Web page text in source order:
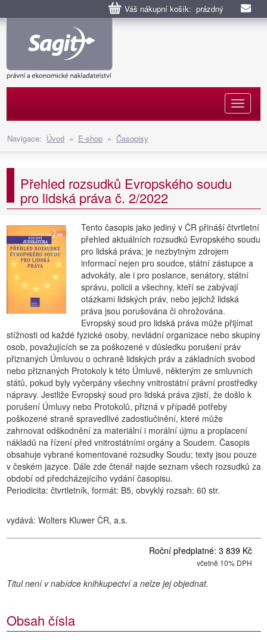
Váš nákupní košík: prázdný
Navigace: Úvod » E-shop » Časopisy
Přehled rozsudků Evropského soudu
pro lidská práva č. 2/2022
Tento časopis jako jediný v ČR přináší čtvrtletní
přehled aktuálních rozsudků Evropského soudu
pro lidská práva; je nezbytným zdrojem
informací nejen pro soudce, státní zástupce a
advokáty, ale i pro poslance, senátory, státní
správu, policii a všechny, kteří se zabývají
otázkami lidských práv, nebo jejichž lidská
práva jsou porušována či ohrožována.
Evropský soud pro lidská práva může přijímat
stížnosti od každé fyzické osoby, nevládní organizace nebo skupiny
osob, považujících se za poškozené v důsledku porušení práv
přiznaných Úmluvou o ochraně lidských práv a základních svobod
nebo přiznaných Protokoly k této Úmluvě, některým ze smluvních
států, pokud byly vyčerpány všechny vnitrostátní právní prostředky
nápravy. Jestliže Evropský soud pro lidská práva zjistí, že došlo k
porušení Úmluvy nebo Protokolů, přizná v případě potřeby
poškozené straně spravedlivé zadostiučinění, které může
zahrnovat odškodnění za materiální i morální újmu a proplacení
nákladů na řízení před vnitrostátními orgány a Soudem. Časopis
obsahuje vybrané komentované rozsudky Soudu; texty jsou pouze
v českém jazyce. Dále zde čtenář najde seznam všech rozsudků za
období od předcházejícího vydání časopisu.
Periodicita: čtvrtletník, formát: B5, obvyklý rozsah: 60 str.
vydává: Wolters Kluwer ČR, a.s.
Roční předplatné: 3 839 Kč
včetně 10% DPH
Titul není v nabídce knihkupectví a nelze jej objednat.
Obsah čísla